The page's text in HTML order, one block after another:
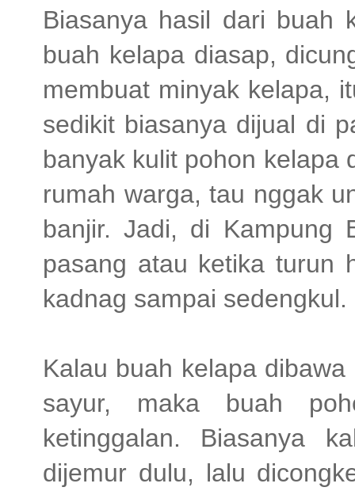
Biasanya hasil dari buah
buah kelapa diasap,
membuat minyak kelapa,
sedikit biasanya dijual di
banyak kulit pohon kelapa
rumah warga, tau nggak
banjir. Jadi, di Kampung
pasang atau ketika turun
kadnag sampai sedengkul.
Kalau buah kelapa
sayur, maka buah
ketinggalan. Biasanya
dijemur dulu, lalu